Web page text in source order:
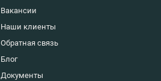
Вакансии
Наши клиенты
Обратная связь
Блог
Документы